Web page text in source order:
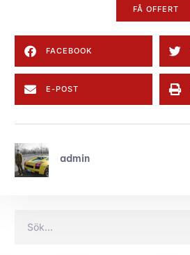
FÅ OFFERT
FACEBOOK
E-POST
admin